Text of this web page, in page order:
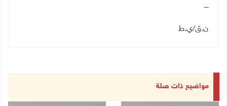
ــــ
ن.ق/ي.ط
مواضيع ذات صلة